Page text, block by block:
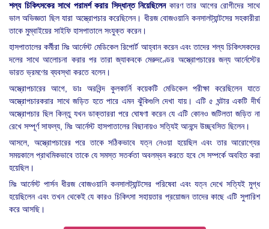
শল্য চিকিৎসকের সাথে পরামর্শ করার সিদ্ধান্ত নিয়েছিলেনকারণ তার আগের রোগীদের সাথে
ভাল অভিজ্ঞতা ছিল যারা অস্ত্রোপচার করেছিলেন। ধীরজ বোজওয়ানি কনসালট্যান্টসের সহকারীরা
তাকে মুম্বাইয়ের সাইফি হাসপাতালে সংযুক্ত করেন।
হাসপাতালের কর্মীরা মিঃ আর্নেস্ট মেডিকেল রিপোর্ট আহ্বান করেন এবং তাদের শল্য চিকিৎসকদের
দলের সাথে আলোচনা করার পর তারা জ্যাকবকে মেরুদণ্ডের অস্ত্রোপচারের জন্য আর্নেস্টের
ভারত ভ্রমণের ব্যবস্থা করতে বলেন।
অস্ত্রোপচারের আগে, ডাঃ অরবিন্দ কুলকার্নি কয়েকটি মেডিকেল পরীক্ষা করেছিলেন যাতে
অস্ত্রোপচারকরার সাথে জড়িত হতে পারে এমন ঝুঁকিগুলি দেখা যায়। এটি ৫ ঘন্টার একটি দীর্ঘ
অস্ত্রোপচার ছিল কিন্তু যখন ডাক্তাররা পরে ঘোষণা করেন যে এটি কোনও জটিলতা জড়িত না
রেখে সম্পূর্ণ সাফল্য, মিঃ আর্নেস্ট হাসপাতালের বিছানায়ও সত্যিই আনন্দে উচ্ছ্বসিত ছিলেন।
আসলে, অস্ত্রোপচারের পরে তাকে সঠিকভাবে যত্ন নেওয়া হয়েছিল এবং তার আরোগ্যের
সময়কালে প্রাথমিকভাবে তাকে যে সমস্ত সতর্কতা অবলম্বন করতে হবে সে সম্পর্কে অবহিত করা
হয়েছিল।
মিঃ আর্নেস্ট পার্সন ধীরজ বোজওয়ানি কনসালট্যান্টসের পরিষেবা এবং যত্ন দেখে সত্যিই মুগ্ধ
হয়েছিলেন এবং তখন থেকেই যে কারও চিকিৎসা সহায়তার প্রয়োজন তাদের কাছে এটি সুপারিশ
করে আসছি।